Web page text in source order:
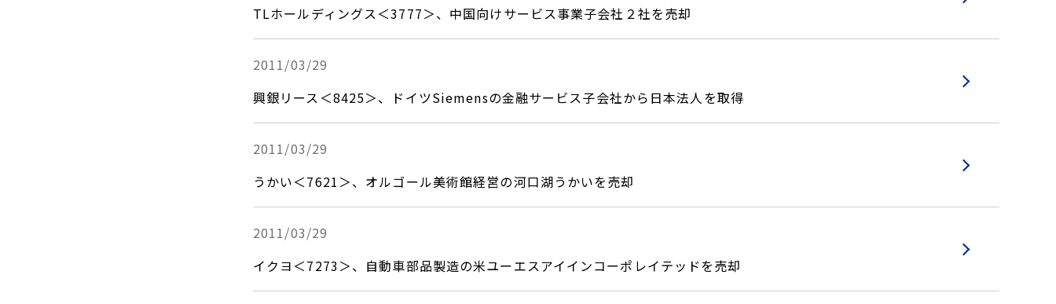
TLホールディングス＜3777＞、中国向けサービス事業子会社２社を売却
2011/03/29
興銀リース＜8425＞、ドイツSiemensの金融サービス子会社から日本法人を取得
2011/03/29
うかい＜7621＞、オルゴール美術館経営の河口湖うかいを売却
2011/03/29
イクヨ＜7273＞、自動車部品製造の米ユーエスアイインコーポレイテッドを売却